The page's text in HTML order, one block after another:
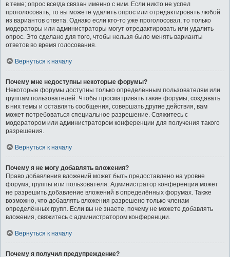
в теме; опрос всегда связан именно с ним. Если никто не успел
проголосовать, то вы можете удалить опрос или отредактировать любой
из вариантов ответа. Однако если кто-то уже проголосовал, то только
модераторы или администраторы могут отредактировать или удалить
опрос. Это сделано для того, чтобы нельзя было менять варианты
ответов во время голосования.
Вернуться к началу
Почему мне недоступны некоторые форумы?
Некоторые форумы доступны только определённым пользователям или
группам пользователей. Чтобы просматривать такие форумы, создавать
в них темы и оставлять сообщения, совершать другие действия, вам
может потребоваться специальное разрешение. Свяжитесь с
модератором или администратором конференции для получения такого
разрешения.
Вернуться к началу
Почему я не могу добавлять вложения?
Право добавления вложений может быть предоставлено на уровне
форума, группы или пользователя. Администратор конференции может
не разрешить добавление вложений в определённых форумах. Также
возможно, что добавлять вложения разрешено только членам
определённых групп. Если вы не знаете, почему не можете добавлять
вложения, свяжитесь с администратором конференции.
Вернуться к началу
Почему я получил предупреждение?